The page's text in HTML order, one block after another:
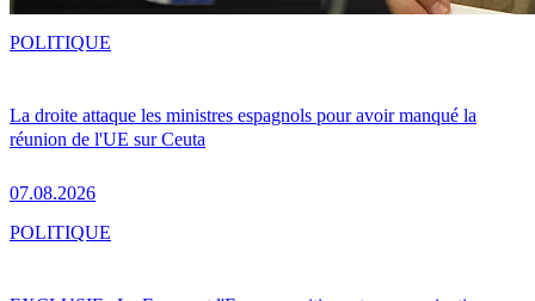
La droite attaque les ministres espagnols pour avoir manqué la
réunion de l'UE sur Ceuta
07.08.2026
POLITIQUE
POLITIQUE